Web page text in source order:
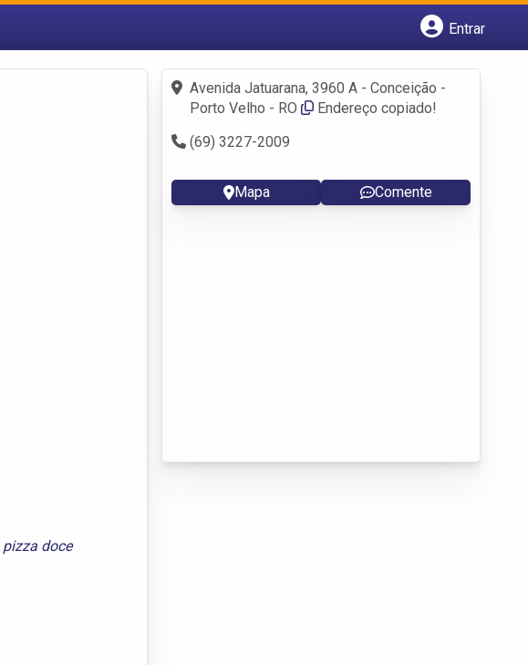
Entrar
Fazer login
Criar conta
pizza doce
Avenida Jatuarana, 3960 A - Conceição -
Porto Velho - RO
Endereço copiado!
(69) 3227-2009
Mapa Comente